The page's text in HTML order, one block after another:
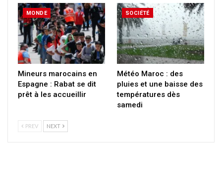
MONDE
Mineurs marocains en
Espagne : Rabat se dit
prêt à les accueillir
SOCIÉTÉ
Météo Maroc : des
pluies et une baisse des
températures dès
samedi
PREV NEXT